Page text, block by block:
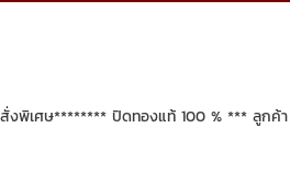
พิเศษ******** ปิดทองแท้ 100 % *** ลูกค้า